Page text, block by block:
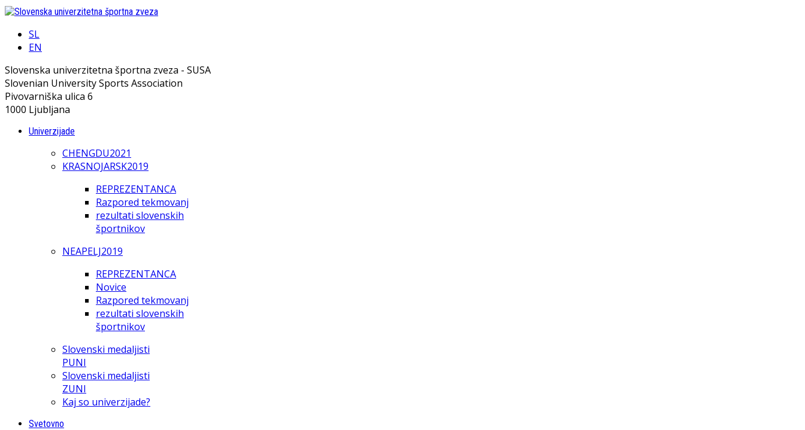
SL
EN
Slovenska univerzitetna športna zveza - SUSA
Slovenian University Sports Association
Pivovarniška ulica 6
1000 Ljubljana
Univerzijade
CHENGDU2021
KRASNOJARSK2019
REPREZENTANCA
Razpored tekmovanj
rezultati slovenskih
športnikov
NEAPELJ2019
REPREZENTANCA
Novice
Razpored tekmovanj
rezultati slovenskih
športnikov
Slovenski medaljisti
PUNI
Slovenski medaljisti
ZUNI
Kaj so univerzijade?
Svetovno